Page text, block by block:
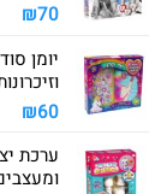
₪70
יומן
₪60
ערכת